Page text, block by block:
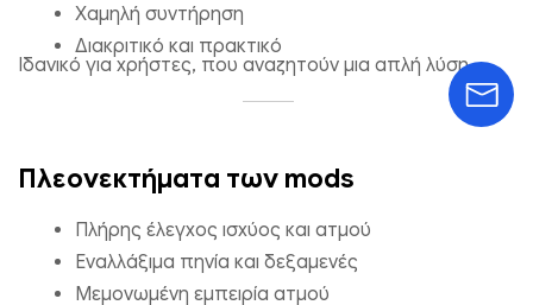
Bang King 50000 Puffs Fruity Aromas από φράουλα φράουλα
8.67
Επιλέξτε επιλογές
Χαμηλή συντήρηση
Διακριτικό και πρακτικό
Ιδανικό για χρήστες, που αναζητούν μια απλή λύση.
Πλεονεκτήματα των mods
Πλήρης έλεγχος ισχύος και ατμού
Εναλλάξιμα πηνία και δεξαμενές
Μεμονωμένη εμπειρία ατμού